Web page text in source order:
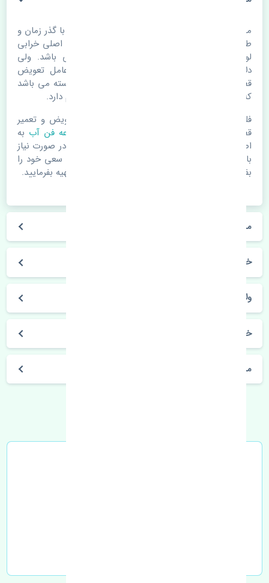
مجموعه فن آب بسترن ولا V5 چین. قطعات خودرو با گذر زمان و
طی مسافت مستحلک می شوند. اغلب اوقات علت اصلی خرابی
لوازم یدکی اتومبیل مستحلک شدن قطعات می باشد. ولی
دلایلی مثل تصادفات و حوادث نیز می تواند عامل تعویض
قطعات یدکی باشد. خودرو مجموعه ای به هم پیوسته می باشد
که هر قطعه روی قطعه یا قطعات دیگر تاثیر مستقیم دارد.
فلذا در صورت خرابی در اسرع زمان نسبت به تعویض و تعمیر
قطعات یدکی اقدام فرمایید. در زمان
خرید مجموعه فن آب به
اصلی بودن و کیفیت قطعات بسیار توجه بفرمایید. در صورت نیاز
با مکانیک و کارشناسان در این زمینه مشورت کنید. سعی خود را
بفرمایید تا قطعات یدکی را از فروشگاه های معتبر تهیه بفرمایید.
مشخصات فنی مجموعه فن آب بسترن ولا V5 چین
خودروسازی بسترن
ولا V5
خرید مجموعه فن آب بسترن ولا V5 چین
مشخصات فنی اتومبیل